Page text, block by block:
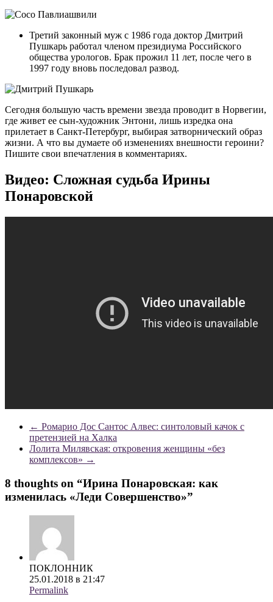
Третий законный муж с 1986 года доктор Дмитрий
Пушкарь работал членом президиума Российского
общества урологов. Брак прожил 11 лет, после чего в
1997 году вновь последовал развод.
Сегодня большую часть времени звезда проводит в Норвегии,
где живет ее сын-художник Энтони, лишь изредка она
прилетает в Санкт-Петербург, выбирая затворнический образ
жизни. А что вы думаете об изменениях внешности героини?
Пишите свои впечатления в комментариях.
Видео: Сложная судьба Ирины
Понаровской
← Ромарио Дос Сантос Алвес: синтоловый качок с
претензией на Халка
Лолита Милявская: откровения женщины «без
комплексов» →
8 thoughts on “Ирина Понаровская: как
изменилась «Леди Совершенство»”
ПОКЛОННИК
25.01.2018 в 21:47
Permalink